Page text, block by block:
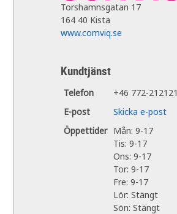
Torshamnsgatan 17
164 40 Kista
www.comviq.se
Kundtjänst
Telefon
+46 772-212121
E-post
Skicka e-post
Öppettider Mån: 9-17
Tis: 9-17
Ons: 9-17
Tor: 9-17
Fre: 9-17
Lör: Stängt
Sön: Stängt